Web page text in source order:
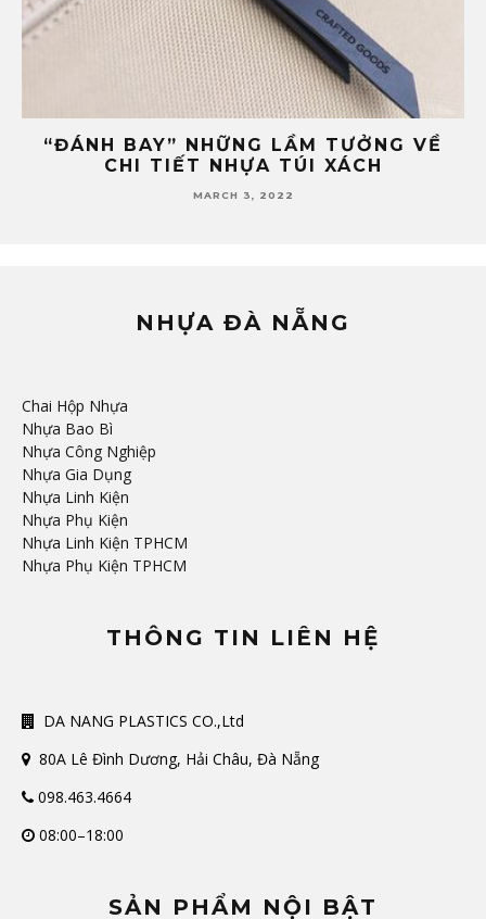
ĐÂU LÀ ĐỊA CHỈ SẢN XUẤT PHỤ KIỆN
NHỰA TÚI XÁCH UY TÍN TẠI ĐÀ NẴNG?
FEBRUARY 24, 2022
NHỰA ĐÀ NẴNG
Chai Hộp Nhựa
Nhựa Bao Bì
Nhựa Công Nghiệp
Nhựa Gia Dụng
Nhựa Linh Kiện
Nhựa Phụ Kiện
Nhựa Linh Kiện TPHCM
Nhựa Phụ Kiện TPHCM
THÔNG TIN LIÊN HỆ
DA NANG PLASTICS CO.,Ltd
80A Lê Đình Dương, Hải Châu, Đà Nẵng
098.463.4664
08:00–18:00
SẢN PHẨM NỘI BẬT